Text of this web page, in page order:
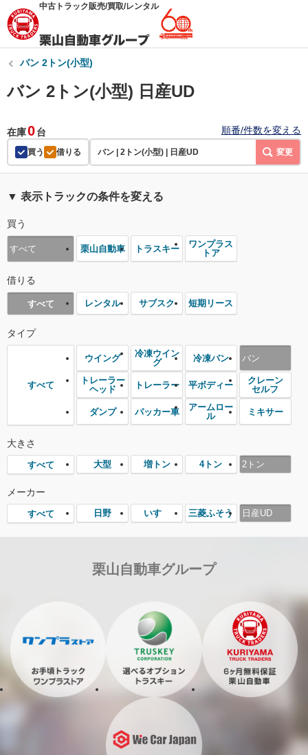
中古トラック販売/買取/レンタル
バン 2トン(小型)
バン 2トン(小型) 日産UD
在庫0台 順番/件数を変える
買う 借りる バン | 2トン(小型) | 日産UD 変更
▼ 表示トラックの条件を変える
買う
すべて 栗山自動車 トラスキー
ワンプラス
トア
借りる
すべて レンタル サブスク 短期リース
タイプ
すべて
ウイング
冷凍ウイン
グ
冷凍バン バン
トレーラー
ヘッド
トレーラー 平ボディー
クレーン
セルフ
ダンプ パッカー車
アームロー
ル
ミキサー
大きさ
すべて 大型 増トン 4トン 2トン
メーカー
すべて 日野 いすゞ 三菱ふそう 日産UD
栗山自動車グループ